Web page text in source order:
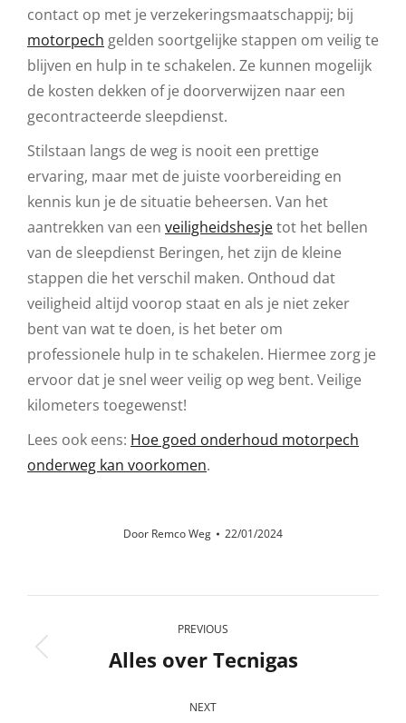
contact op met je verzekeringsmaatschappij; bij
motorpech gelden soortgelijke stappen om veilig te
blijven en hulp in te schakelen. Ze kunnen mogelijk
de kosten dekken of je doorverwijzen naar een
gecontracteerde sleepdienst.
Stilstaan langs de weg is nooit een prettige
ervaring, maar met de juiste voorbereiding en
kennis kun je de situatie beheersen. Van het
aantrekken van een veiligheidshesjetot het bellen
van de sleepdienst Beringen, het zijn de kleine
stappen die het verschil maken. Onthoud dat
veiligheid altijd voorop staat en als je niet zeker
bent van wat te doen, is het beter om
professionele hulp in te schakelen. Hiermee zorg je
ervoor dat je snel weer veilig op weg bent. Veilige
kilometers toegewenst!
Lees ook eens: Hoe goed onderhoud motorpech
onderweg kan voorkomen.
Door Remco Weg 22/01/2024
navigation
PREVIOUS
Previous
Alles over Tecnigas
NEXT